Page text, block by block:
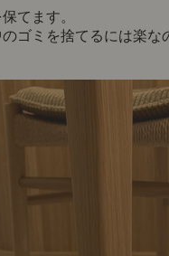
てます。
ゴミを捨てるには楽な